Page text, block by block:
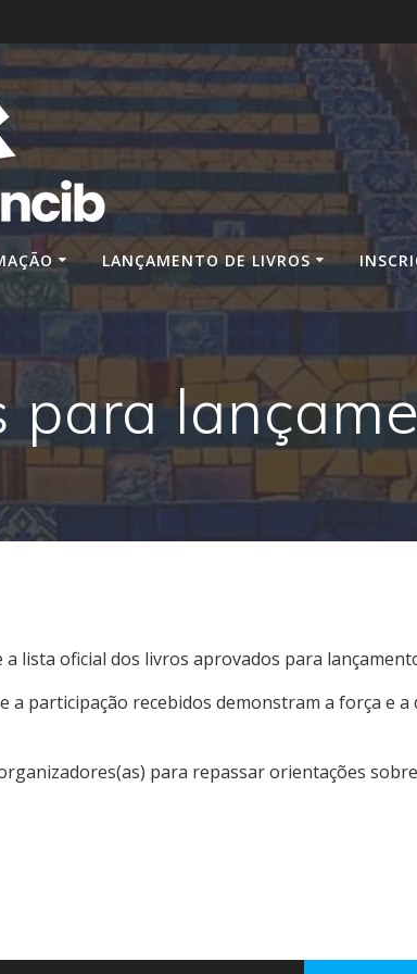
LANÇAMENTO DE LIVROS
para
a lista oficial dos livros aprovados para
participação recebidos demonstram a força e a
para repassar orientações